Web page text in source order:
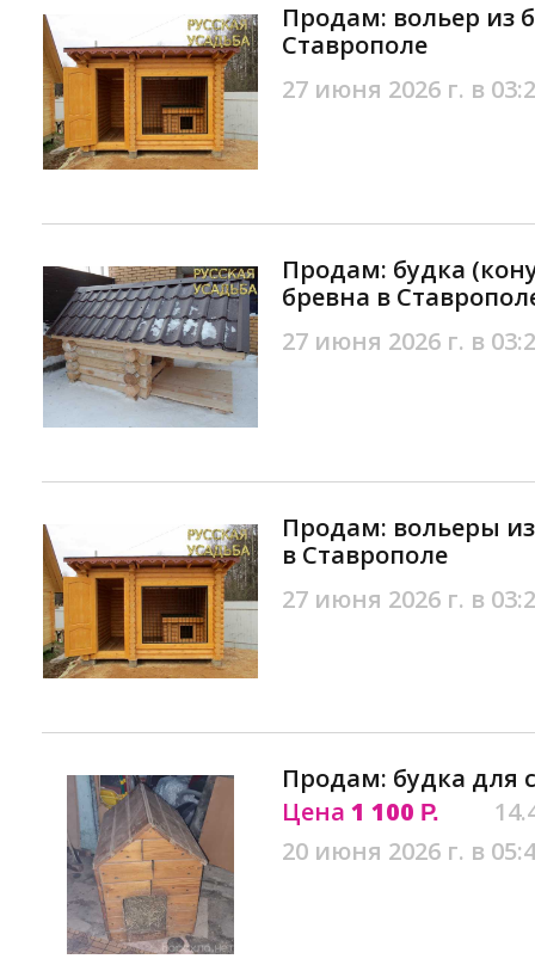
Продам: вольер из
Ставрополе
27 июня 2026 г. в
Продам: будка
бревна в
27 июня 2026 г. в
Продам: вольеры
в Ставрополе
27 июня 2026 г. в
Продам: будка для
Цена 1 100 Р.
20 июня 2026 г. в